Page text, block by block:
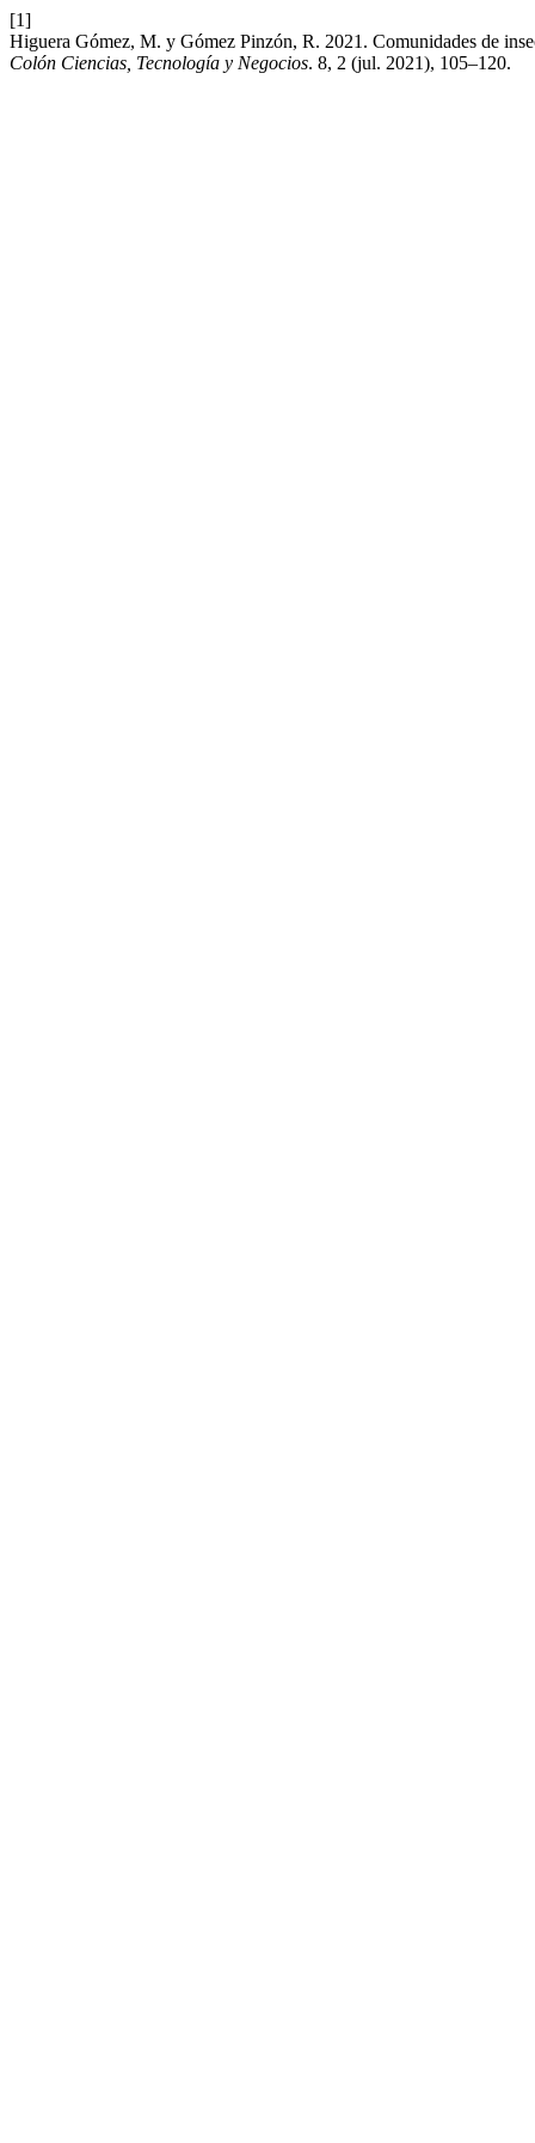
[1]
Higuera Gómez, M. y Gómez Pinzón, R. 2021. Comunidades de
Colón Ciencias, Tecnología y Negocios. 8, 2 (jul. 2021), 105–120.